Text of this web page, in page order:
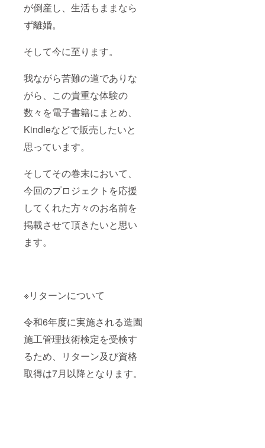
が倒産し、生活もままなら
ず離婚。
そして今に至ります。
我ながら苦難の道でありな
がら、この貴重な体験の
数々を電子書籍にまとめ、
Kindleなどで販売したいと
思っています。
そしてその巻末において、
今回のプロジェクトを応援
してくれた方々のお名前を
掲載させて頂きたいと思い
ます。
※リターンについて
令和6年度に実施される造園
施工管理技術検定を受検す
るため、リターン及び資格
取得は7月以降となります。